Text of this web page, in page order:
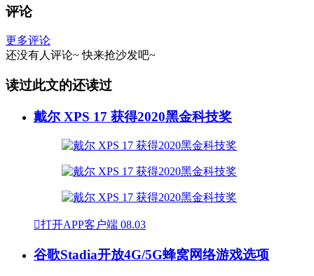
评论
更多评论
还没有人评论~ 快来抢沙发吧~
读过此文的还读过
戴尔 XPS 17 获得2020黑金科技奖
打开APP客户端 08.03
谷歌Stadia开放4G/5G蜂窝网络游戏选项